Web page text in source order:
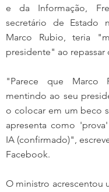
e da Informação,
secretário de Estado
Marco Rubio, teria
presidente" ao repassar
"Parece que Marco
mentindo ao seu
o colocar em um beco
apresenta como
IA (confirmado)",
Facebook.
O ministro acrescentou